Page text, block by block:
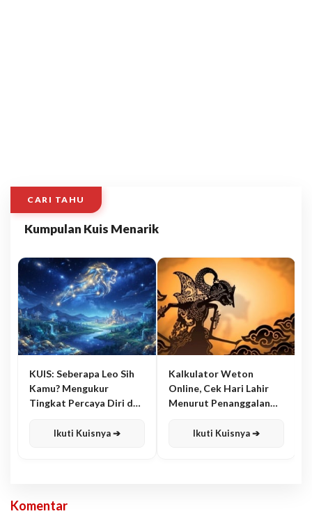
CARI TAHU
Kumpulan Kuis Menarik
KUIS: Seberapa Leo Sih
Kamu? Mengukur
Tingkat Percaya Diri dan
Ikuti Kuisnya ➔
Kalkulator Weton
Online, Cek Hari Lahir
Menurut Penanggalan
Ikuti Kuisnya ➔
Komentar